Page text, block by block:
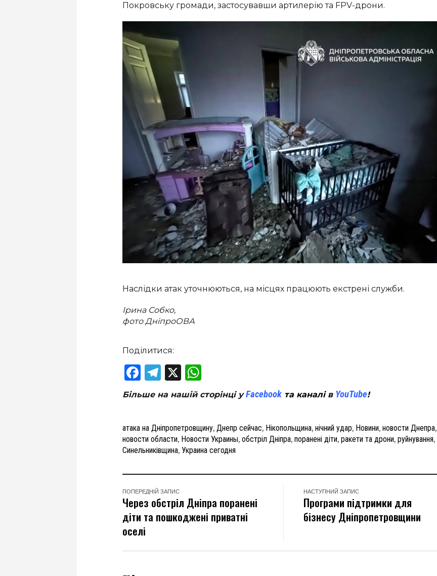
Покровську громади, застосувавши артилерію та FPV-дрони.
Наслідки атак уточнюються, на місцях працюють екстрені служби.
Ірина Собко,
фото ДніпроОВА
Поділитися:
Facebook
Telegram
X
Більше на нашій сторінці уFacebook та каналі в YouTube!
атака на Дніпропетровщину, Днепр сейчас, Нікопольщина, нічний удар, Новини, новости Днепра,
новости области, Новости Украины, обстріл Дніпра, поранені діти, ракети та дрони, руйнування,
Синельниківщина, Украина сегодня
ПОПЕРЕДНІЙ ЗАПИС
Через обстріл Дніпра поранені
діти та пошкоджені приватні
оселі
НАСТУПНИЙ ЗАПИС
Програми підтримки для
бізнесу Дніпропетровщини